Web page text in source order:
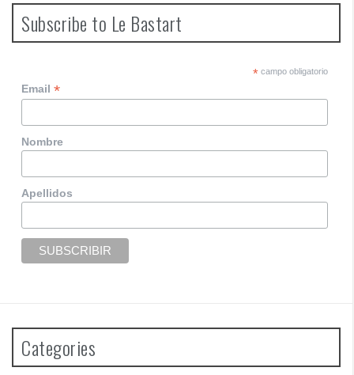
t
s
n
a
v
i
g
a
t
i
n
Subscribe to Le Bastart
*campo obligatorio
Email*
Nombre
Apellidos
Categories